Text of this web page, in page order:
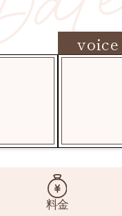
voice
料金